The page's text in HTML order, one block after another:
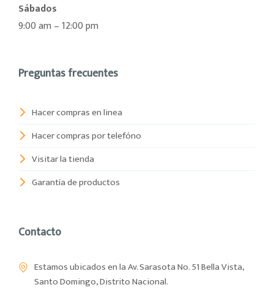
Sábados
9:00 am – 12:00 pm
Preguntas frecuentes
Hacer compras en linea
Hacer compras por telefóno
Visitar la tienda
Garantía de productos
Contacto
Estamos ubicados en la Av. Sarasota No. 51 Bella Vista,
Santo Domingo, Distrito Nacional.